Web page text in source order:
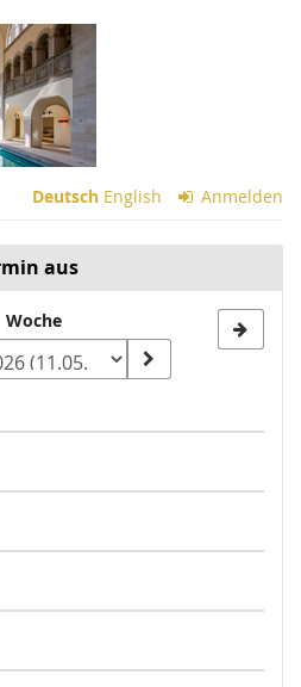
Deutsch English Anmelden
aus
Woche